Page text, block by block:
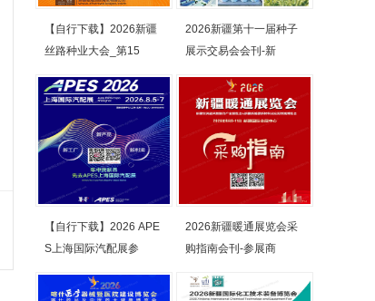
【自行下载】2026新疆
丝路种业大会_第15
2026新疆第十一届种子
展示交易会会刊-新
【自行下载】2026 APE
S上海国际汽配展参
2026新疆暖通展览会采
购指南会刊-参展商